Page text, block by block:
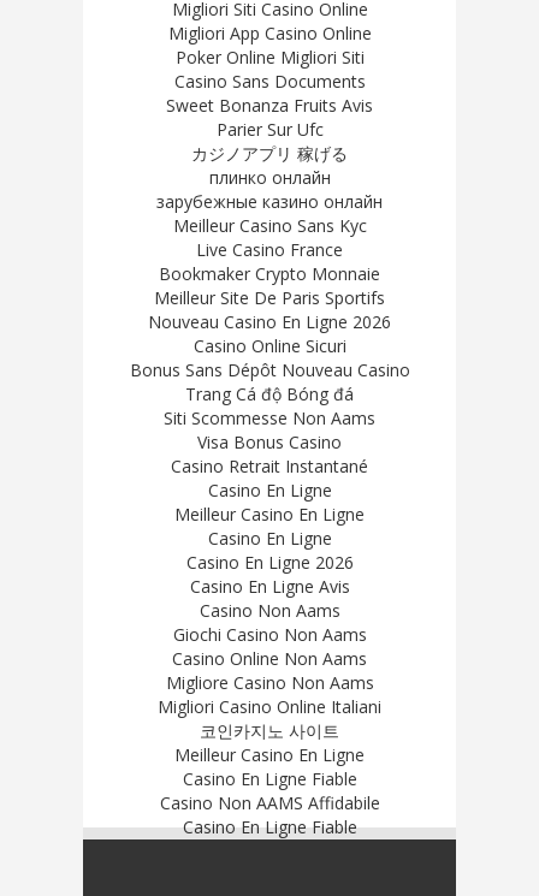
Migliori Siti Casino Online
Migliori App Casino Online
Poker Online Migliori Siti
Casino Sans Documents
Sweet Bonanza Fruits Avis
Parier Sur Ufc
カジノアプリ 稼げる
плинко онлайн
зарубежные казино онлайн
Meilleur Casino Sans Kyc
Live Casino France
Bookmaker Crypto Monnaie
Meilleur Site De Paris Sportifs
Nouveau Casino En Ligne 2026
Casino Online Sicuri
Bonus Sans Dépôt Nouveau Casino
Trang Cá độ Bóng đá
Siti Scommesse Non Aams
Visa Bonus Casino
Casino Retrait Instantané
Casino En Ligne
Meilleur Casino En Ligne
Casino En Ligne
Casino En Ligne 2026
Casino En Ligne Avis
Casino Non Aams
Giochi Casino Non Aams
Casino Online Non Aams
Migliore Casino Non Aams
Migliori Casino Online Italiani
코인카지노 사이트
Meilleur Casino En Ligne
Casino En Ligne Fiable
Casino Non AAMS Affidabile
Casino En Ligne Fiable